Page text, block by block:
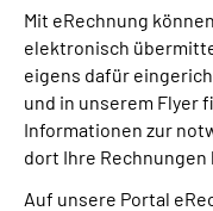
Mit eRechnung
elektronisch
eigens dafür
und in unserem Flyer
Informationen zur
dort Ihre Rechnungen
Auf unsere Portal